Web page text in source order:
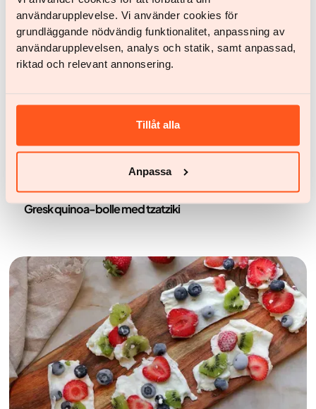
användarupplevelse. Vi använder cookies för
grundläggande nödvändig funktionalitet, anpassning av
användarupplevelsen, analys och statik, samt anpassad,
riktad och relevant annonsering.
Tillåt alla
Anpassa
Gresk quinoa-bolle med tzatziki